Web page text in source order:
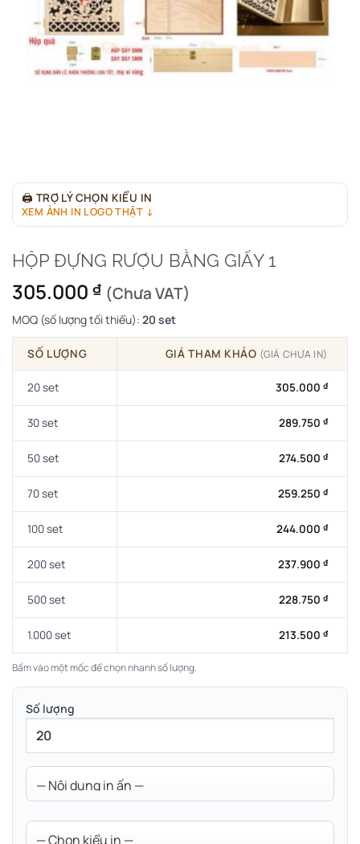
🖨 TRỢ LÝ CHỌN KIỂU IN
XEM ẢNH IN LOGO THẬT ↓
HỘP ĐỰNG RƯỢU BẰNG GIẤY 1
305.000 ₫ (Chưa VAT)
MOQ (số lượng tối thiểu): 20 set
SỐ LƯỢNG GIÁ THAM KHẢO (GIÁ CHƯA IN)
20 set 305.000 ₫
30 set 289.750 ₫
50 set 274.500 ₫
70 set 259.250 ₫
100 set 244.000 ₫
200 set 237.900 ₫
500 set 228.750 ₫
1.000 set 213.500 ₫
Bấm vào một mốc để chọn nhanh số lượng.
Số lượng